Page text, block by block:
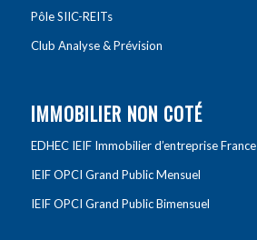
Pôle SIIC-REITs
Club Analyse & Prévision
IMMOBILIER NON COTÉ
EDHEC IEIF Immobilier d’entreprise France
IEIF OPCI Grand Public Mensuel
IEIF OPCI Grand Public Bimensuel